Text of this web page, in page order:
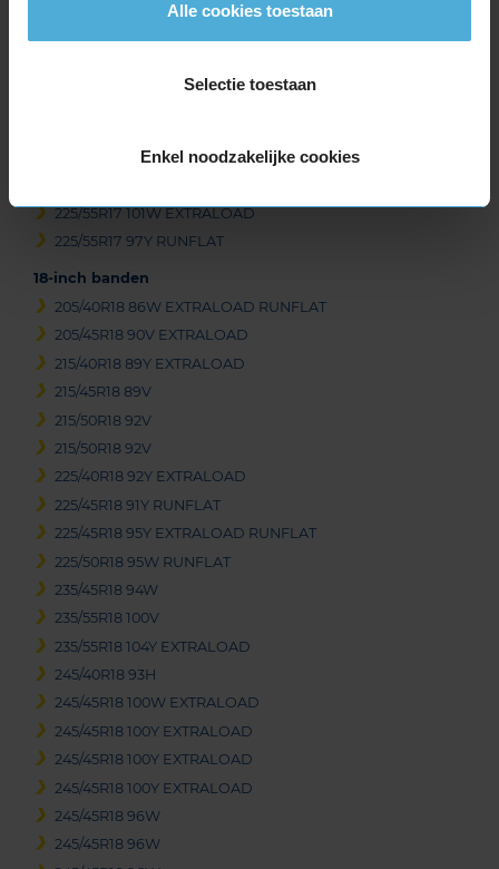
Alle cookies toestaan
Selectie toestaan
Enkel noodzakelijke cookies
215/45R17 91W EXTRALOAD
225/50R17 98Y EXTRALOAD RUNFLAT
225/55R17 101W EXTRALOAD
225/55R17 97Y RUNFLAT
18-inch banden
205/40R18 86W EXTRALOAD RUNFLAT
205/45R18 90V EXTRALOAD
215/40R18 89Y EXTRALOAD
215/45R18 89V
215/50R18 92V
215/50R18 92V
225/40R18 92Y EXTRALOAD
225/45R18 91Y RUNFLAT
225/45R18 95Y EXTRALOAD RUNFLAT
225/50R18 95W RUNFLAT
235/45R18 94W
235/55R18 100V
235/55R18 104Y EXTRALOAD
245/40R18 93H
245/45R18 100W EXTRALOAD
245/45R18 100Y EXTRALOAD
245/45R18 100Y EXTRALOAD
245/45R18 100Y EXTRALOAD
245/45R18 96W
245/45R18 96W